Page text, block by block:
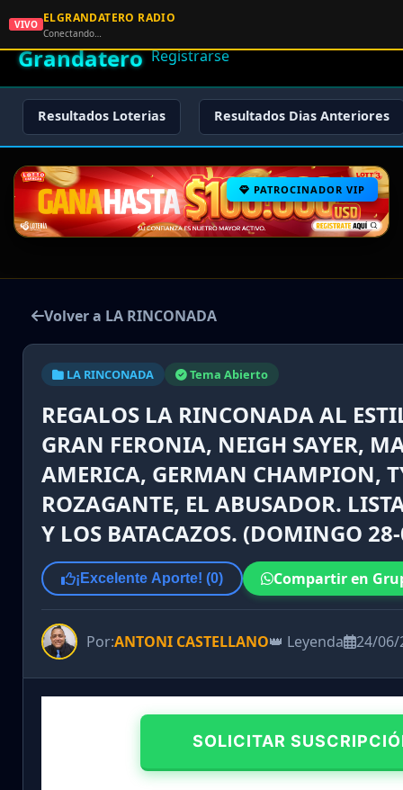
🌟 El
Grandatero Registrarse
Resultados Loterias Resultados Dias Anteriores
PATROCINADOR VIP
Volver a LA RINCONADA
LA RINCONADA Tema Abierto
REGALOS LA RINCONADA AL
GRAN FERONIA, NEIGH SAYER,
AMERICA, GERMAN CHAMPION,
ROZAGANTE, EL ABUSADOR.
Y LOS BATACAZOS. (DOMINGO
¡Excelente Aporte! (0) Compartir en
Por:ANTONI CASTELLANO👑 Leyenda 24/06/
SOLICITAR
VIVO ELGRANDATERO RADIO
Conectando…